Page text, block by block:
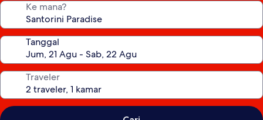
Ke mana?
Tanggal
Traveler